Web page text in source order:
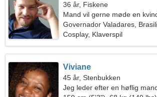
36 år, Fiskene
Mand vil gerne møde en
Governador Valadares,
Cosplay, Klaverspil
Viviane
45 år, Stenbukken
Jeg leder efter en høflig